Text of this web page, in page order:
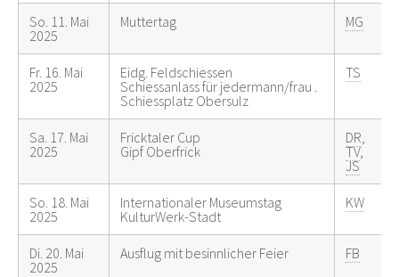
So. 11. Mai
2025
Muttertag MG
Fr. 16. Mai
2025
Eidg. Feldschiessen
Schiessanlass für jedermann/frau .
Schiessplatz Obersulz
TS
Sa. 17. Mai
2025
Fricktaler Cup
Gipf Oberfrick
DR
TV,
JS
So. 18. Mai
2025
Internationaler Museumstag
KulturWerk-Stadt
KW
Di. 20. Mai
2025
Ausflug mit besinnlicher Feier FB